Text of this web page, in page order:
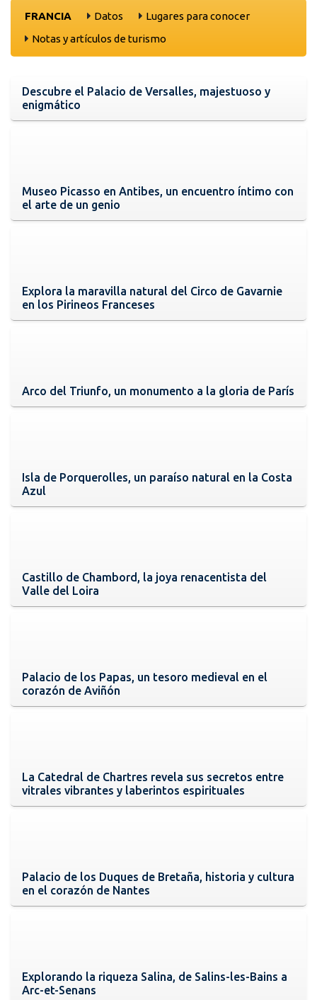
FRANCIA Datos
Lugares para conocer
Notas y artículos de turismo
Descubre el Palacio de Versalles, majestuoso y
enigmático
Museo Picasso en Antibes, un encuentro íntimo con
el arte de un genio
Explora la maravilla natural del Circo de Gavarnie
en los Pirineos Franceses
Arco del Triunfo, un monumento a la gloria de París
Isla de Porquerolles, un paraíso natural en la Costa
Azul
Castillo de Chambord, la joya renacentista del
Valle del Loira
Palacio de los Papas, un tesoro medieval en el
corazón de Aviñón
La Catedral de Chartres revela sus secretos entre
vitrales vibrantes y laberintos espirituales
Palacio de los Duques de Bretaña, historia y cultura
en el corazón de Nantes
Explorando la riqueza Salina, de Salins-les-Bains a
Arc-et-Senans